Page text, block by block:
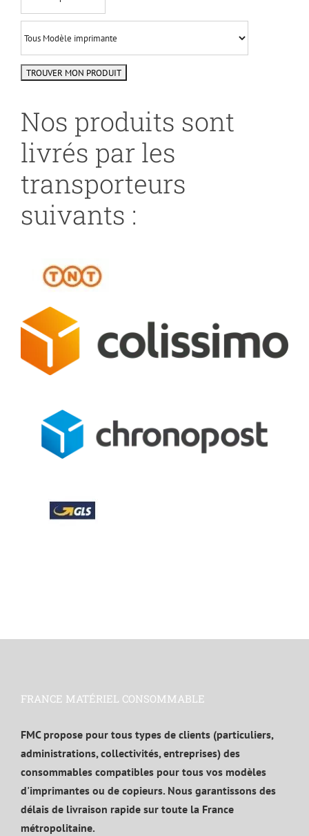
Nos produits sont
livrés par les
transporteurs
suivants :
FRANCE MATÉRIEL CONSOMMABLE
FMC propose pour tous types de clients (particuliers,
administrations, collectivités, entreprises) des
consommables compatibles pour tous vos modèles
d'imprimantes ou de copieurs. Nous garantissons des
délais de livraison rapide sur toute la France
métropolitaine.